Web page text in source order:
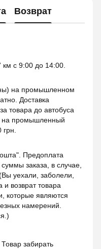
Возврат
с 9:00 до 14:00.
на промышленном
Доставка
товара до автобуса
на промышленный
Предоплата
заказа, в случае,
уехали, заболели,
возврат товара
которые являются
намерений.
забирать